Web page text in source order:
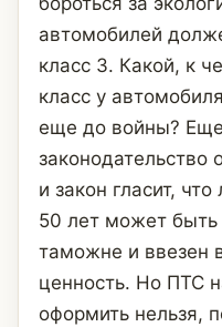
автомобилей
класс 3. Какой, к
класс у
еще до войны?
законодательство
и закон гласит,
50 лет может быть
таможне и ввезен
ценность. Но ПТС
оформить нельзя,